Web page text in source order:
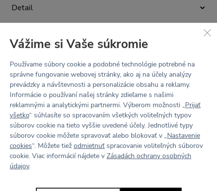
a jednoduchý strih dokonale podčiarkne krásu každej
postavy. Ľahký, zamatovo hebký materiál Hug vás zahalí do
nálady, alebo ho nechať samostatne zažiariť ako hlavný
kúsok vášho outfitu.
Detail
crop top tričko
krátke rukávy
vysoký priekrčník
navrhnuté a ušité v Česku
Tabuľka veľkostí
Materiál
Recyklovaný hug materiál
Zloženie: 83% recyklovaný polyamid, 17% elastan
second skin - ľahký, zamatovo jemný, hebký na dotyk
ako druhá koža
4-Way Stretch - elastický všetkými smermi
wicking finish - rýchloschnúci, odvádza pot a vlhkosť od
tela
Údržba a starostlivosť
Prať na 30 °C. Nebieliť. Nesušiť v bubnovej sušičke.
Nežehliť. Chemicky nečistiť. Nepoužívať aviváž, športové
odevy potom strácajú svoju funkčnosť.
Recenzie
Buď prvý
Vážime si Vaše súkromie
Používame súbory cookie a podobné technológie potrebné na
správne fungovanie webovej stránky, ako aj na účely analýzy
prevádzky a návštevnosti a personalizácie obsahu a reklamy.
Informácie o používaní našej stránky zdieľame s našimi
reklamnými a analytickými partnermi. Výberom možnosti „Prijať
všetko“ súhlasíte so spracovaním všetkých voliteľných typov
súborov cookie na tieto vyššie uvedené účely. Jednotlivé typy
súborov cookie môžete spravovať alebo blokovať v „Nastavenie
cookies“. Môžete tiež odmietnuť spracovanie voliteľných súborov
cookie. Viac informácií nájdete v Zásadách ochrany osobných
údajov.